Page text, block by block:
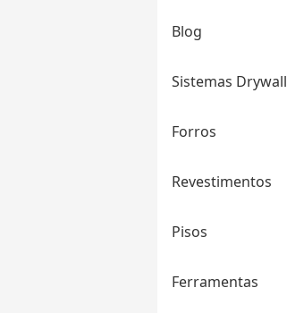
Blog
Sistemas Drywall
Forros
Revestimentos
Pisos
Ferramentas